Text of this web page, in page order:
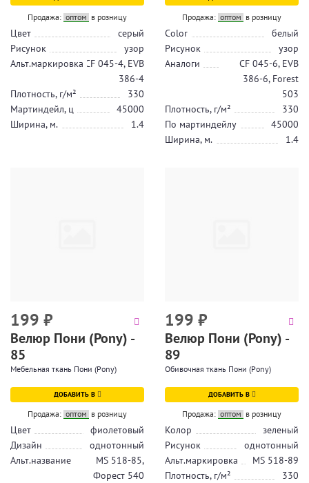
Продажа: оптом в розницу
Цвет
серый
Рисунок
узор
Альт.маркировка CF 045-4, EVB
386-4
Плотность, г/м²
330
Мартиндейл, ц
45000
Ширина, м.
1.4
Продажа: оптом в розницу
Color
белый
Рисунок
узор
Аналоги
CF 045-6, EVB
386-6, Forest
503
Плотность, г/м²
330
По мартиндейлу
45000
Ширина, м.
1.4
199 ₽
Велюр Пони (Pony) -
85
Мебельная ткань Пони (Pony)
ДОБАВИТЬ В
Продажа: оптом в розницу
Цвет
фиолетовый
Дизайн
однотонный
Альт.название
MS 518-85,
Форест 540
199 ₽
Велюр Пони (Pony) -
89
Обивочная ткань Пони (Pony)
ДОБАВИТЬ В
Продажа: оптом в розницу
Колор
зеленый
Рисунок
однотонный
Альт.маркировка
MS 518-89
Плотность, г/м²
330